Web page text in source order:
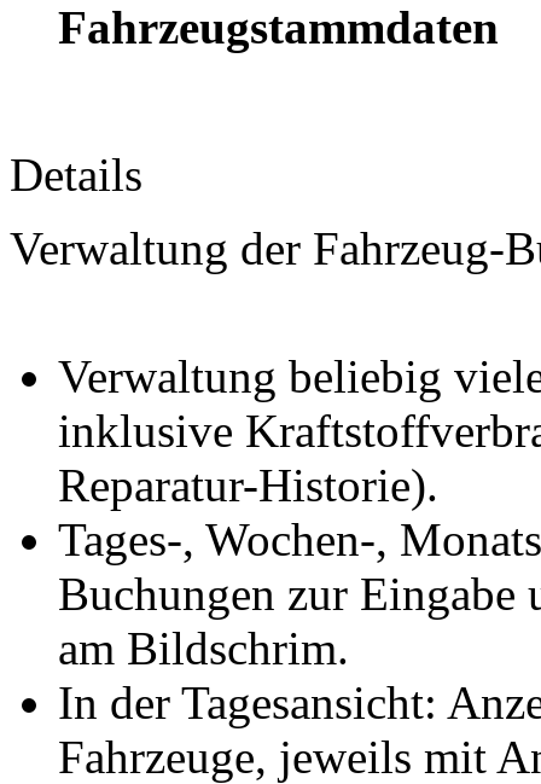
Fahrzeugstammdaten
Details
Verwaltung der Fahrzeug-
Verwaltung beliebig
inklusive
Reparatur-Historie).
Tages-, Wochen-,
Buchungen zur
am Bildschrim.
In der Tagesansicht:
Fahrzeuge, jeweils mit